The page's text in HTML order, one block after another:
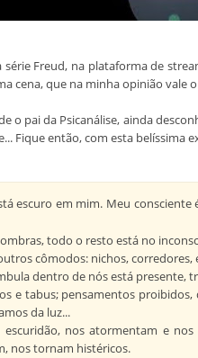
série Freud, na plataforma de
cena, que na minha opinião vale
o pai da Psicanálise, ainda
Fique então, com esta belíssima
escuro em mim. Meu
todo o resto está no
cômodos: nichos,
dentro de nós está presente,
e tabus; pensamentos
da luz...
escuridão, nos atormentam e
nos tornam histéricos.